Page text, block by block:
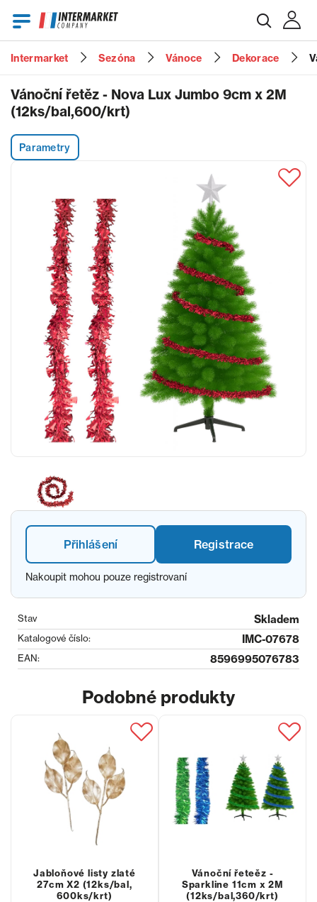
Heslo
Zapomenuté heslo?
Intermarket Sezóna Vánoce Dekorace
Vánoční řetěz - Nova Lux Jumbo 9cm x 2M
(12ks/bal,600/krt)
Parametry
Přihlášení Registrace
Nakoupit mohou pouze registrovaní
Stav Skladem
Katalogové číslo: IMC-07678
EAN: 8596995076783
Podobné produkty
Jabloňové listy zlaté
27cm X2 (12ks/bal,
600ks/krt)
Vánoční řeteěz -
Sparkline 11cm x 2M
(12ks/bal,360/krt)